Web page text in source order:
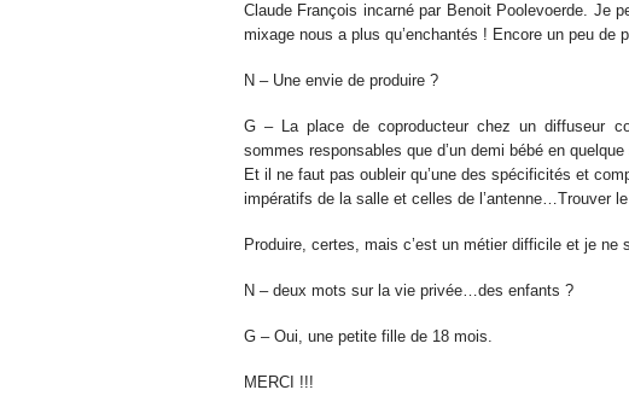
Claude François incarné par Benoit Poolevoerde. Je
mixage nous a plus qu’enchantés ! Encore un peu de
N – Une envie de produire ?
G – La place de coproducteur chez un diffuseur
sommes responsables que d’un demi bébé en quelque
Et il ne faut pas oubleir qu’une des spécificités et
impératifs de la salle et celles de l’antenne…Trouver
Produire, certes, mais c’est un métier difficile et je ne
N – deux mots sur la vie privée…des enfants ?
G – Oui, une petite fille de 18 mois.
MERCI !!!